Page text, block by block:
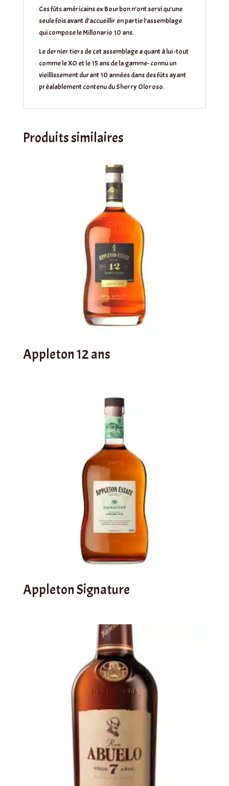
Ces fûts américains ex Bourbon n’ont servi qu’une
seule fois avant d’accueillir en partie l’assemblage
qui compose le Millonario 10 ans.
Le dernier tiers de cet assemblage a quant à lui -tout
comme le XO et le 15 ans de la gamme- connu un
vieillissement durant 10 années dans des fûts ayant
préalablement contenu du Sherry Oloroso.
Produits similaires
Appleton 12 ans
Appleton Signature